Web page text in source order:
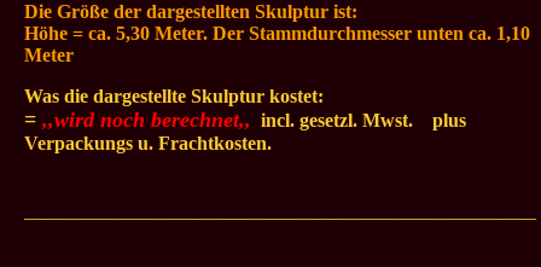
Die Größe der dargestellten Skulptur ist:
Höhe = ca. 5,30 Meter. Der Stammdurchmesser unten ca. 1,10
Meter
Was die dargestellte Skulptur kostet:
= ,,wird noch berechnet,, incl. gesetzl. Mwst.
plus
Verpackungs u. Frachtkosten.